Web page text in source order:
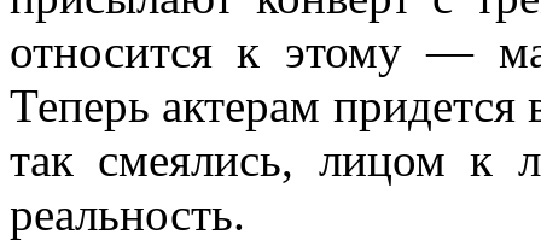
относится к этому —
Теперь актерам придется
так смеялись, лицом к
реальность.